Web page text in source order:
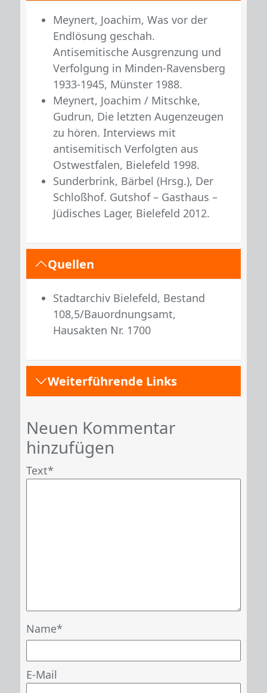
Meynert, Joachim, Was vor der
Endlösung geschah.
Antisemitische Ausgrenzung und
Verfolgung in Minden-Ravensberg
1933-1945, Münster 1988.
Meynert, Joachim / Mitschke,
Gudrun, Die letzten Augenzeugen
zu hören. Interviews mit
antisemitisch Verfolgten aus
Ostwestfalen, Bielefeld 1998.
Sunderbrink, Bärbel (Hrsg.), Der
Schloßhof. Gutshof – Gasthaus –
Jüdisches Lager, Bielefeld 2012.
Quellen
Stadtarchiv Bielefeld, Bestand
108,5/Bauordnungsamt,
Hausakten Nr. 1700
Weiterführende Links
Neuen Kommentar
hinzufügen
Text
Name
E-Mail